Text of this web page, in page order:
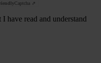
Captcha ⇗
read and understand